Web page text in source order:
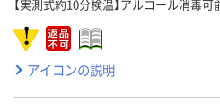
【実測式約10分検温】アルコール消毒可
アイコンの説明